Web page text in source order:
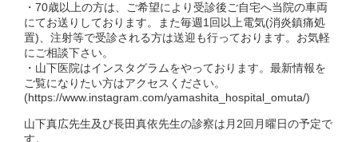
・70歳以上の方は、ご希望により受診後ご自宅へ当院の車両
にてお送りしております。また毎週1回以上電気(消炎鎮痛処
置)、注射等で受診される方は送迎も行っております。お気軽
にご相談下さい。
・山下医院はインスタグラムをやっております。最新情報を
ご覧になりたい方はアクセスください。
(https://www.instagram.com/yamashita_hospital_omuta/)
山下真広先生及び長田真依先生の診察は月2回月曜日の予定で
す。